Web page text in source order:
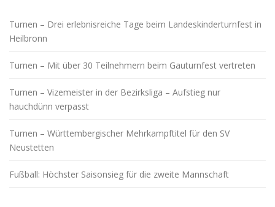
Turnen – Drei erlebnisreiche Tage beim Landeskinderturnfest in
Heilbronn
Turnen – Mit über 30 Teilnehmern beim Gauturnfest vertreten
Turnen – Vizemeister in der Bezirksliga – Aufstieg nur
hauchdünn verpasst
Turnen – Württembergischer Mehrkampftitel für den SV
Neustetten
Fußball: Höchster Saisonsieg für die zweite Mannschaft